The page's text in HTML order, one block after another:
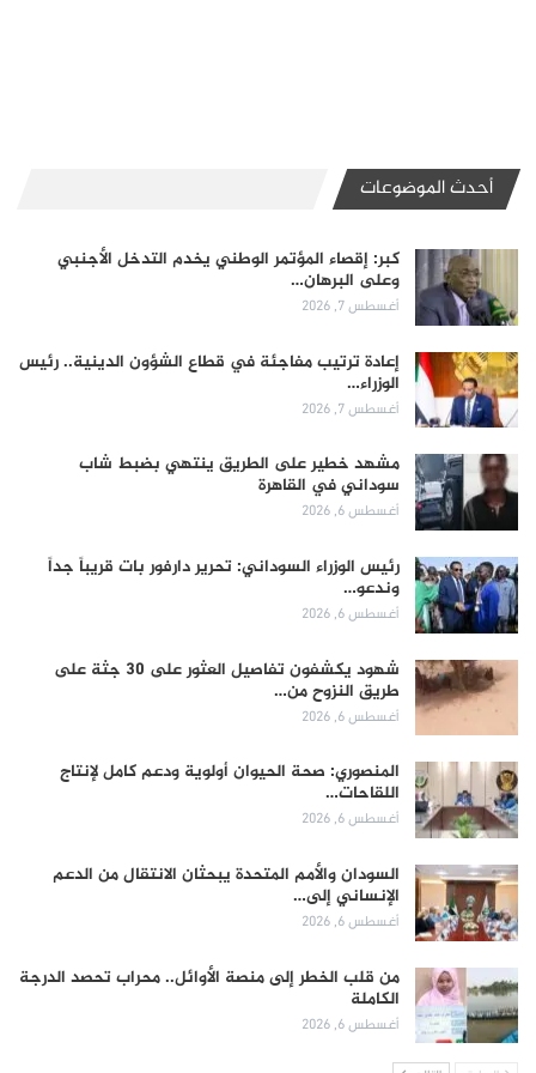
أحدث الموضوعات
كبر: إقصاء المؤتمر الوطني يخدم التدخل الأجنبي
وعلى البرهان…
أغسطس 7, 2026
إعادة ترتيب مفاجئة في قطاع الشؤون الدينية.. رئيس
الوزراء…
أغسطس 7, 2026
مشهد خطير على الطريق ينتهي بضبط شاب
سوداني في القاهرة
أغسطس 6, 2026
رئيس الوزراء السوداني: تحرير دارفور بات قريباً جداً
وندعو…
أغسطس 6, 2026
شهود يكشفون تفاصيل العثور على 30 جثة على
طريق النزوح من…
أغسطس 6, 2026
المنصوري: صحة الحيوان أولوية ودعم كامل لإنتاج
اللقاحات…
أغسطس 6, 2026
السودان والأمم المتحدة يبحثان الانتقال من الدعم
الإنساني إلى…
أغسطس 6, 2026
من قلب الخطر إلى منصة الأوائل.. محراب تحصد الدرجة
الكاملة
أغسطس 6, 2026